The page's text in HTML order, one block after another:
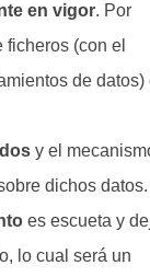
en vigor. Por
(con el
de datos)
y el
dichos datos.
es escueta y
lo cual será un